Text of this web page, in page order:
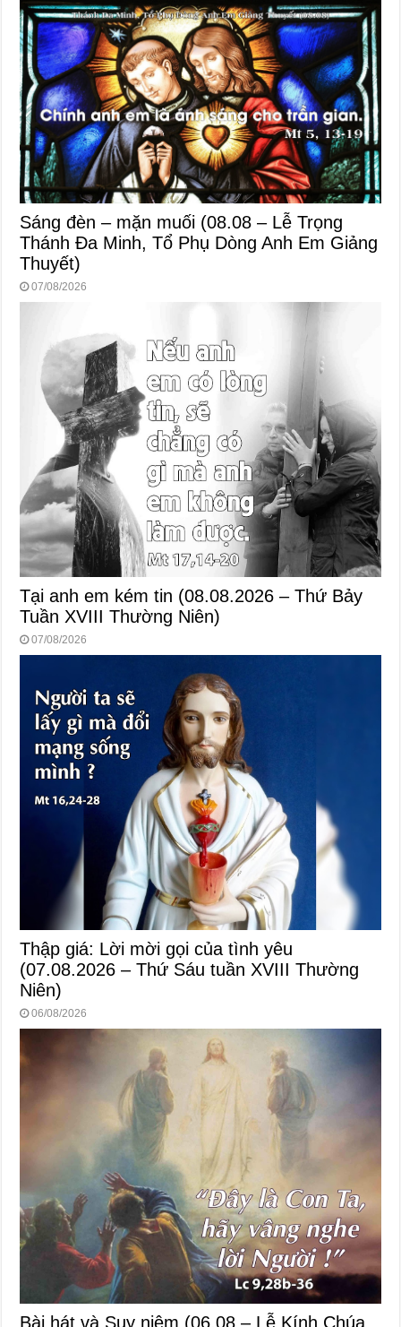
Sáng đèn – mặn muối (08.08 – Lễ Trọng
Thánh Đa Minh, Tổ Phụ Dòng Anh Em Giảng
Thuyết)
07/08/2026
Tại anh em kém tin (08.08.2026 – Thứ Bảy
Tuần XVIII Thường Niên)
07/08/2026
Thập giá: Lời mời gọi của tình yêu
(07.08.2026 – Thứ Sáu tuần XVIII Thường
Niên)
06/08/2026
Bài hát và Suy niệm (06.08 – Lễ Kính Chúa